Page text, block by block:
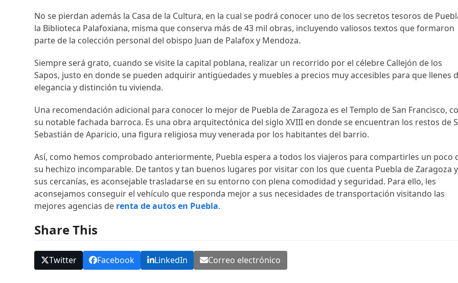
No se pierdan además la Casa de la Cultura, en la cual se podrá conocer uno de los secretos tesoros de
la Biblioteca Palafoxiana, misma que conserva más de 43 mil obras, incluyendo valiosos textos que formaron
parte de la colección personal del obispo Juan de Palafox y Mendoza.
Siempre será grato, cuando se visite la capital poblana, realizar un recorrido por el célebre Callejón de los
Sapos, justo en donde se pueden adquirir antigüedades y muebles a precios muy accesibles para que llenes
elegancia y distinción tu vivienda.
Una recomendación adicional para conocer lo mejor de Puebla de Zaragoza es el Templo de San Francisco,
su notable fachada barroca. Es una obra arquitectónica del siglo XVIII en donde se encuentran los restos de
Sebastián de Aparicio, una figura religiosa muy venerada por los habitantes del barrio.
Así, como hemos comprobado anteriormente, Puebla espera a todos los viajeros para compartirles un poco
su hechizo incomparable. De tantos y tan buenos lugares por visitar con los que cuenta Puebla de Zaragoza y
sus cercanías, es aconsejable trasladarse en su entorno con plena comodidad y seguridad. Para ello, les
aconsejamos conseguir el vehículo que responda mejor a sus necesidades de transportación visitando las
mejores agencias de renta de autos en Puebla.
Share This
Twitter Facebook LinkedIn Correo electrónico